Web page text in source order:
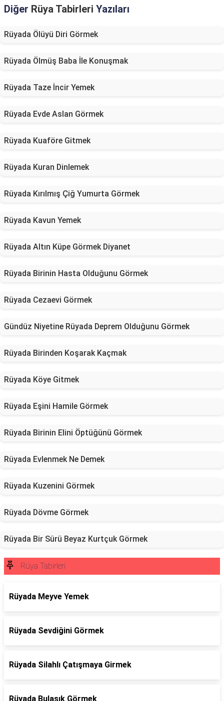
Diğer Rüya Tabirleri Yazıları
Rüyada Ölüyü Diri Görmek
Rüyada Ölmüş Baba İle Konuşmak
Rüyada Taze İncir Yemek
Rüyada Evde Aslan Görmek
Rüyada Kuaföre Gitmek
Rüyada Kuran Dinlemek
Rüyada Kırılmış Çiğ Yumurta Görmek
Rüyada Kavun Yemek
Rüyada Altın Küpe Görmek Diyanet
Rüyada Birinin Hasta Olduğunu Görmek
Rüyada Cezaevi Görmek
Gündüz Niyetine Rüyada Deprem Olduğunu Görmek
Rüyada Birinden Koşarak Kaçmak
Rüyada Köye Gitmek
Rüyada Eşini Hamile Görmek
Rüyada Birinin Elini Öptüğünü Görmek
Rüyada Evlenmek Ne Demek
Rüyada Kuzenini Görmek
Rüyada Dövme Görmek
Rüyada Bir Sürü Beyaz Kurtçuk Görmek
Rüya Tabirleri
Rüyada Meyve Yemek
Rüyada Sevdiğini Görmek
Rüyada Silahlı Çatışmaya Girmek
Rüyada Bulaşık Görmek